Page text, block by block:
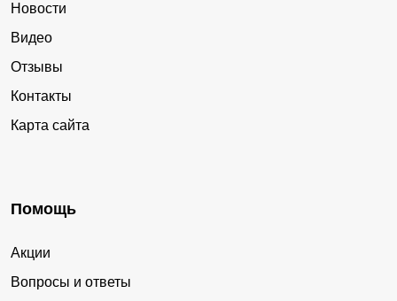
Новости
Видео
Отзывы
Контакты
Карта сайта
Помощь
Акции
Вопросы и ответы